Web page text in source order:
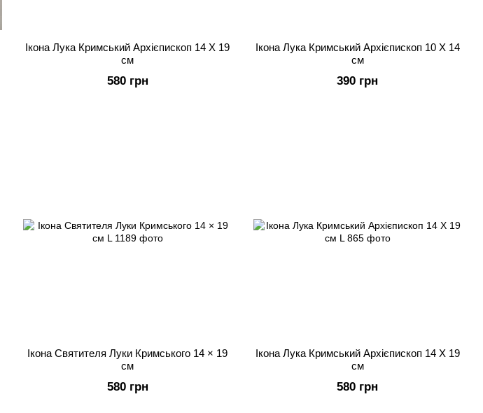
Ікона Лука Кримський Архієпископ 14 Х 19
см
580 грн
Ікона Лука Кримський Архієпископ 10 Х 14
см
390 грн
Ікона Святителя Луки Кримського 14 × 19
см
580 грн
Ікона Лука Кримський Архієпископ 14 Х 19
см
580 грн